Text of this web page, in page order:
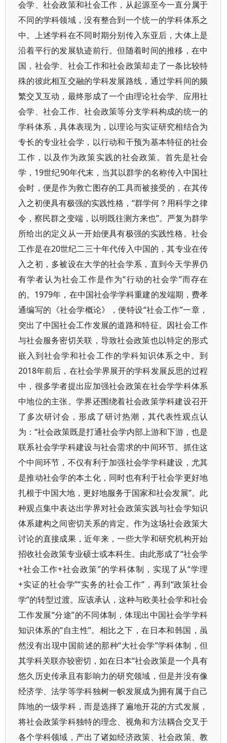
会学、社会政策和社会工作，从起源至今一直分属于
不同的学科领域，没有整合到一个统一的学科体系之
中。上述学科在不同时期分别传入东亚后，大体上是
沿着平行的发展轨迹前行。但随着时间的推移，在中
国，社会学、社会工作和社会政策却走了一条比较特
殊的彼此相互交融的学科发展路线，通过学科间的频
繁交叉互动，最终形成了一个由理论社会学、应用社
会学、社会工作、社会政策等分支学科构成的统一的
学科体系，具体表现为，以理论与实证研究相结合为
专长的专业社会学，以行动和干预为基本特征的社会
工作，以及作为政策实践的社会政策。首先是社会
学，19世纪90年代末，当其以群学的名称传入中国社
会时，便是作为救亡图存的工具而被接受的，在其传
入之初便具有极强的实践性格，“群学何？用科学之律
令，察民群之变端，以明既往测方来也”。严复为群学
所给出的定义从一开始便具有极强的实践性格。社会
工作是在20世纪二三十年代传入中国的，其专业在传
入之初，多被设在大学的社会学系，直到今天学界仍
有学者认为社会工作是作为“行动的社会学”而存在
的。1979年，在中国社会学学科重建的发端期，费孝
通编写的《社会学概论》，便特设“社会工作”一章，
突出了中国社会工作发展的道路和特征。因社会工作
与社会服务密切关联，导致社会政策也以特定的形式
嵌入到社会学和社会工作的学科知识体系之中。到
2018年前后，在社会学界展开的学科发展反思的过程
中，很多学者提出应加强社会政策在社会学学科体系
中地位的主张。学界还围绕着社会政策学科建设召开
了多次研讨会，形成了研讨热潮，其代表性观点认
为：“社会政策既是打通社会学内部上游和下游，也是
联系社会学学科建设与社会需求的中间环节。抓住这
个中间环节，不仅有利于加强社会学学科建设，尤其
是推动社会学的本土化，同时也有利于社会学更好地
扎根于中国大地，更好地服务于国家和社会发展”。此
种观点集中表达出学界对社会政策实践与社会学知识
体系建构之间密切关系的肯定。作为这场社会政策大
讨论的直接成果，近年来，一些大学和研究机构开始
招收社会政策专业硕士或本科生。由此形成了“社会学
+社会工作+社会政策”的学科体制，实现了从“学理
+实证的社会学”“实务的社会工作”，再到“政策社会
学”的转型过渡。应该承认，这种与欧美社会学和社会
工作发展“分途”的不同体制，体现出中国社会学学科
知识体系的“自主性”。相比之下，在日本和韩国，虽
然没有出现中国前述的那种“大社会学”学科体制，但
其学科关联亦较密切，如在日本“社会政策是一个具有
悠久历史传承且有影响力的研究领域，但是并没有像
经济学、法学等学科独树一帜发展成为拥有属于自己
阵地的一级学科，而是选择了遍地开花的方式发展，
将社会政策学科独特的理念、视角和方法耦合交叉于
各个学科领域，产出了诸如经济政策、社会政策、教